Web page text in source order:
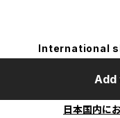
International
日本国内に